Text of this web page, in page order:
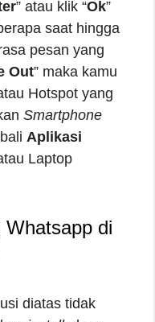
” atau klik “Ok”
saat hingga
pesan yang
Out” maka kamu
Hotspot yang
Smartphone
Aplikasi
Laptop
Whatsapp di
diatas tidak